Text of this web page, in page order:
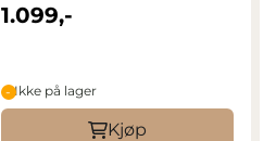
1.099,-
Ikke på lager
Kjøp